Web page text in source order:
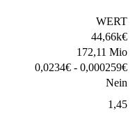
WERT
44,66k€
172,11 Mio
0,0234€ - 0,000259€
Nein
1,45